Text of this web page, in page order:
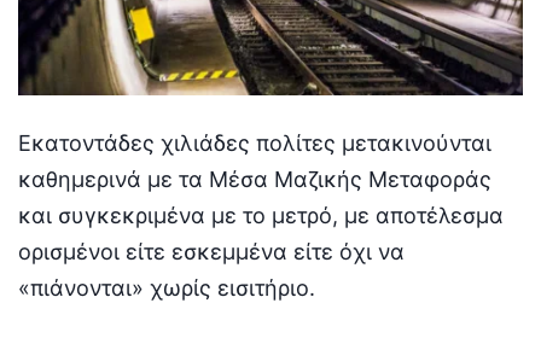
Εκατοντάδες χιλιάδες πολίτες μετακινούνται
καθημερινά με τα Μέσα Μαζικής Μεταφοράς
και συγκεκριμένα με το μετρό, με αποτέλεσμα
ορισμένοι είτε εσκεμμένα είτε όχι να
«πιάνονται» χωρίς εισιτήριο.